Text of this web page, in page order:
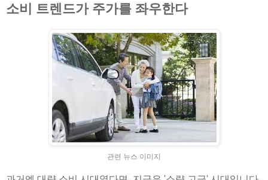
소비 트렌드가 주가를 좌우한다
관련 뉴스 이미지